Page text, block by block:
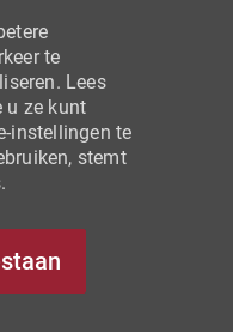
te
Lees
u ze kunt
instellingen te
stemt